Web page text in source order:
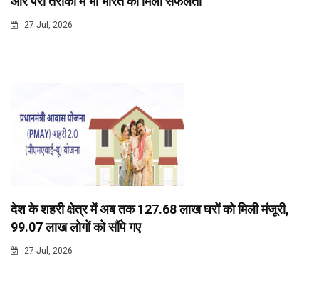
27 Jul, 2026
देश के शहरी क्षेत्र में अब तक 127.68 लाख घरों को मिली मंजूरी,
99.07 लाख लोगों को सौंपे गए
27 Jul, 2026